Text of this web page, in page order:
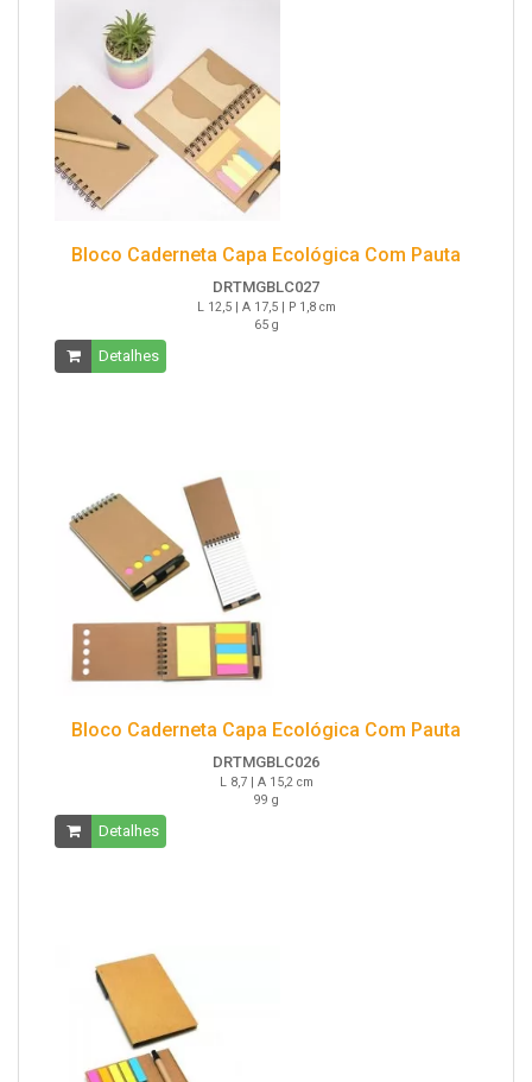
Bloco Caderneta Capa Ecológica Com Pauta
DRTMGBLC027
L 12,5 | A 17,5 | P 1,8 cm
65 g
Detalhes
Bloco Caderneta Capa Ecológica Com Pauta
DRTMGBLC026
L 8,7 | A 15,2 cm
99 g
Detalhes